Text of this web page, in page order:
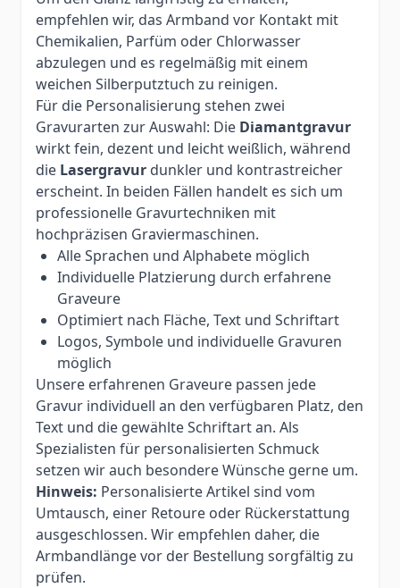
empfehlen wir, das Armband vor Kontakt mit
Chemikalien, Parfüm oder Chlorwasser
abzulegen und es regelmäßig mit einem
weichen Silberputztuch zu reinigen.
Für die Personalisierung stehen zwei
Gravurarten zur Auswahl: Die Diamantgravur
wirkt fein, dezent und leicht weißlich, während
die Lasergravur dunkler und kontrastreicher
erscheint. In beiden Fällen handelt es sich um
professionelle Gravurtechniken mit
hochpräzisen Graviermaschinen.
Alle Sprachen und Alphabete möglich
Individuelle Platzierung durch erfahrene
Graveure
Optimiert nach Fläche, Text und Schriftart
Logos, Symbole und individuelle Gravuren
möglich
Unsere erfahrenen Graveure passen jede
Gravur individuell an den verfügbaren Platz, den
Text und die gewählte Schriftart an. Als
Spezialisten für personalisierten Schmuck
setzen wir auch besondere Wünsche gerne um.
Hinweis: Personalisierte Artikel sind vom
Umtausch, einer Retoure oder Rückerstattung
ausgeschlossen. Wir empfehlen daher, die
Armbandlänge vor der Bestellung sorgfältig zu
prüfen.